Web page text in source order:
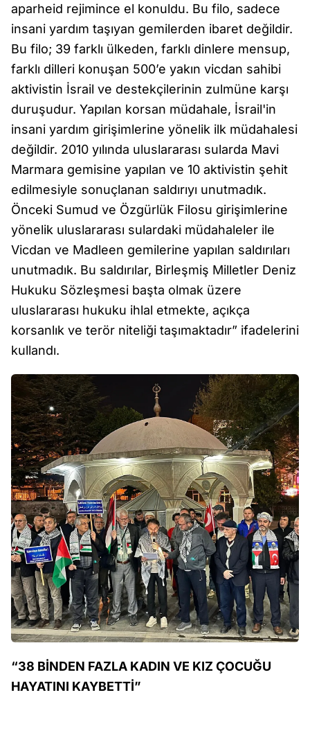
aparheid rejimince el konuldu. Bu filo, sadece
insani yardım taşıyan gemilerden ibaret değildir.
Bu filo; 39 farklı ülkeden, farklı dinlere mensup,
farklı dilleri konuşan 500’e yakın vicdan sahibi
aktivistin İsrail ve destekçilerinin zulmüne karşı
duruşudur. Yapılan korsan müdahale, İsrail'in
insani yardım girişimlerine yönelik ilk müdahalesi
değildir. 2010 yılında uluslararası sularda Mavi
Marmara gemisine yapılan ve 10 aktivistin şehit
edilmesiyle sonuçlanan saldırıyı unutmadık.
Önceki Sumud ve Özgürlük Filosu girişimlerine
yönelik uluslararası sulardaki müdahaleler ile
Vicdan ve Madleen gemilerine yapılan saldırıları
unutmadık. Bu saldırılar, Birleşmiş Milletler Deniz
Hukuku Sözleşmesi başta olmak üzere
uluslararası hukuku ihlal etmekte, açıkça
korsanlık ve terör niteliği taşımaktadır” ifadelerini
kullandı.
“38 BİNDEN FAZLA KADIN VE KIZ ÇOCUĞU
HAYATINI KAYBETTİ”